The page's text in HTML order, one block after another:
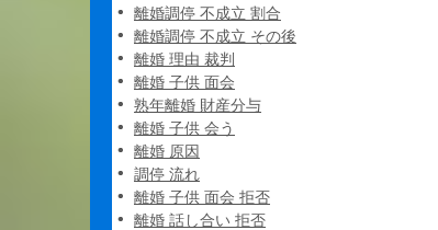
離婚調停 不成立 割合
離婚調停 不成立 その後
離婚 理由 裁判
離婚 子供 面会
熟年離婚 財産分与
離婚 子供 会う
離婚 原因
調停 流れ
離婚 子供 面会 拒否
離婚 話し合い 拒否